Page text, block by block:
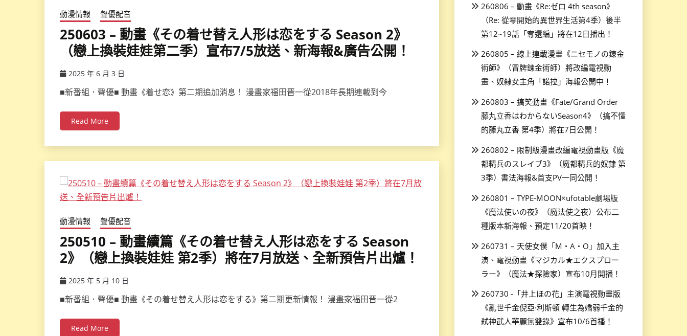
動漫情報 聲優配音
250603 – 動畫《その着せ替え人形は恋をする Season 2》
（戀上換裝娃娃第二季）宣布7/5放送、新海報&廣告公開！
2025 年 6 月 3 日
■新番組．聲優■ 動畫《着せ恋》第二期追加消息！ 漫畫家福田晋一從2018年長期連載到今
Read More
動漫情報 聲優配音
250510 – 動畫續篇《その着せ替え人形は恋をする Season
2》（戀上換裝娃娃 第2季）將在7月放送、全新預告片出爐！
2025 年 5 月 10 日
■新番組．聲優■ 動畫《その着せ替え人形は恋をする》第二期更新情報！ 漫畫家福田晋一從2
Read More
260806 – 動畫《Re:ゼロ 4th season》
（Re: 從零開始的異世界生活第4季）後半
第12~19話「奪還編」將在12日播出！
260805 – 線上連載漫畫《ニセモノの錬金
術師》（冒牌鍊金術師）將改編電視動
畫、奴隸女主角「諾拉」海報公開中！
260803 – 搞笑動畫《Fate/Grand Order
藤丸立香はわからないSeason4》（搞不懂
的藤丸立香 第4季）將在7日公開！
260802 – 限制級漫畫改編電視動畫版《魔
都精兵のスレイブ3》（魔都精兵的奴隸 第
3季）書法海報&首支PV一同公開！
260801 – TYPE-MOON×ufotable劇場版
《魔法使いの夜》（魔法使之夜）公布二
種版本新海報、預定11/20首映！
260731 – 天使女僕「M・A・O」加入主
演、電視動畫《マジカル★エクスプロー
ラー》（魔法★探險家）宣布10月開播！
260730 -「井上ほの花」主演電視動畫版
《亂世千金倪亞·利斯頓 轉生為嬌弱千金的
弒神武人華麗無雙錄》宣布10/6首播！